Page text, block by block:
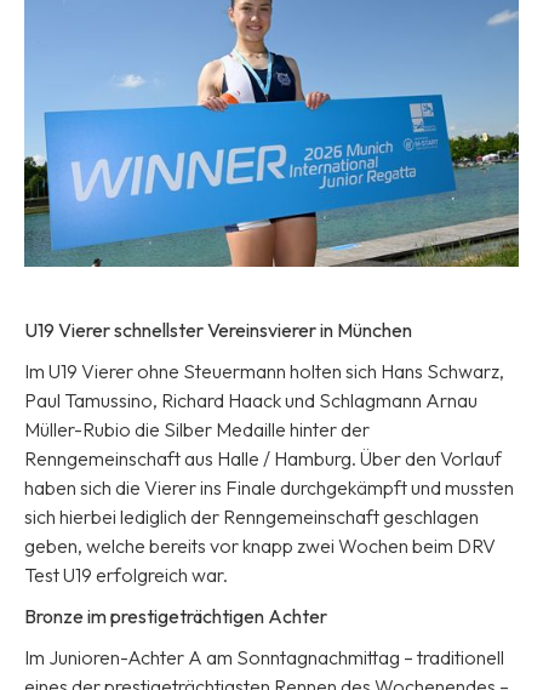
U19 Vierer schnellster Vereinsvierer in München
Im U19 Vierer ohne Steuermann holten sich Hans Schwarz,
Paul Tamussino, Richard Haack und Schlagmann Arnau
Müller-Rubio die Silber Medaille hinter der
Renngemeinschaft aus Halle / Hamburg. Über den Vorlauf
haben sich die Vierer ins Finale durchgekämpft und mussten
sich hierbei lediglich der Renngemeinschaft geschlagen
geben, welche bereits vor knapp zwei Wochen beim DRV
Test U19 erfolgreich war.
Bronze im prestigeträchtigen Achter
Im Junioren-Achter A am Sonntagnachmittag – traditionell